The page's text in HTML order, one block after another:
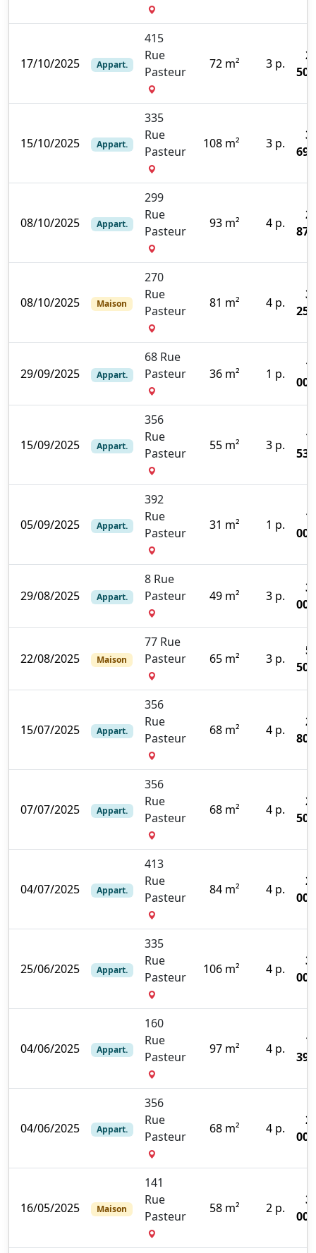
17/10/2025 Appart.
415
Rue
Pasteur
72 m² 3 p.
15/10/2025 Appart.
335
Rue
Pasteur
108 m² 3 p.
08/10/2025 Appart.
299
Rue
Pasteur
93 m² 4 p.
08/10/2025 Maison
270
Rue
Pasteur
81 m² 4 p.
29/09/2025 Appart.
68 Rue
Pasteur
36 m² 1 p.
15/09/2025 Appart.
356
Rue
Pasteur
55 m² 3 p.
05/09/2025 Appart.
392
Rue
Pasteur
31 m² 1 p.
29/08/2025 Appart.
8 Rue
Pasteur
49 m² 3 p.
22/08/2025 Maison
77 Rue
Pasteur
65 m² 3 p.
15/07/2025 Appart.
356
Rue
Pasteur
68 m² 4 p.
07/07/2025 Appart.
356
Rue
Pasteur
68 m² 4 p.
04/07/2025 Appart.
413
Rue
Pasteur
84 m² 4 p.
25/06/2025 Appart.
335
Rue
Pasteur
106 m² 4 p.
04/06/2025 Appart.
160
Rue
Pasteur
97 m² 4 p.
04/06/2025 Appart.
356
Rue
Pasteur
68 m² 4 p.
16/05/2025 Maison
141
Rue
Pasteur
58 m² 2 p.